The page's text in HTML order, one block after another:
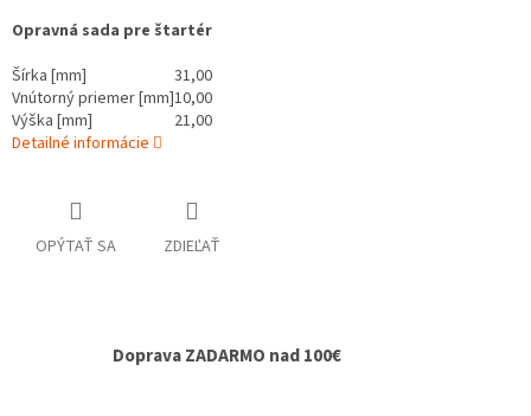
Opravná sada pre štartér
Šírka [mm]
31,00
Vnútorný priemer [mm]10,00
Výška [mm]
21,00
Detailné informácie
OPÝTAŤ SA ZDIEĽAŤ
Doprava ZADARMO nad 100€